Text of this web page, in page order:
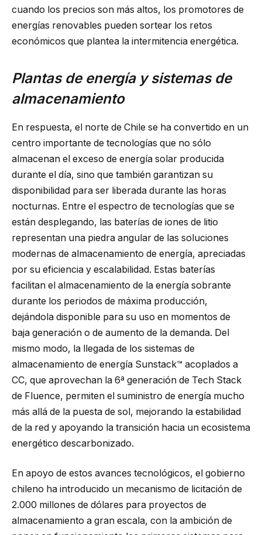
cuando los precios son más altos, los promotores de
energías renovables pueden sortear los retos
económicos que plantea la intermitencia energética.
Plantas de energía y sistemas de
almacenamiento
En respuesta, el norte de Chile se ha convertido en un
centro importante de tecnologías que no sólo
almacenan el exceso de energía solar producida
durante el día, sino que también garantizan su
disponibilidad para ser liberada durante las horas
nocturnas. Entre el espectro de tecnologías que se
están desplegando, las baterías de iones de litio
representan una piedra angular de las soluciones
modernas de almacenamiento de energía, apreciadas
por su eficiencia y escalabilidad. Estas baterías
facilitan el almacenamiento de la energía sobrante
durante los periodos de máxima producción,
dejándola disponible para su uso en momentos de
baja generación o de aumento de la demanda. Del
mismo modo, la llegada de los sistemas de
almacenamiento de energía Sunstack™ acoplados a
CC, que aprovechan la 6ª generación de Tech Stack
de Fluence, permiten el suministro de energía mucho
más allá de la puesta de sol, mejorando la estabilidad
de la red y apoyando la transición hacia un ecosistema
energético descarbonizado.
En apoyo de estos avances tecnológicos, el gobierno
chileno ha introducido un mecanismo de licitación de
2.000 millones de dólares para proyectos de
almacenamiento a gran escala, con la ambición de